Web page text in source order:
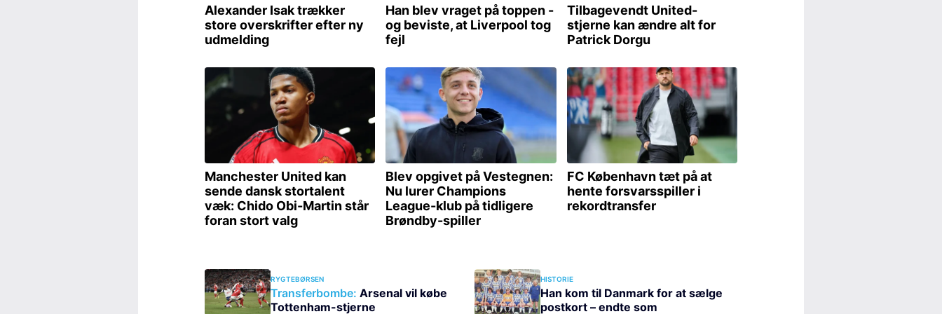
RYGTEBØRSEN
Transferbombe: Arsenal vil købe
Tottenham-stjerne
HISTORIE
Han kom til Danmark for at sælge
postkort – endte som